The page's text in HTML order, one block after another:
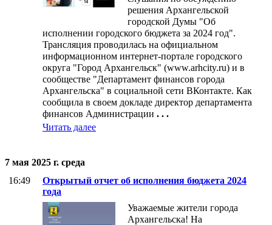
решения Архангельской
городской Думы "Об
исполнении городского бюджета за 2024 год".
Трансляция проводилась на официальном
информационном интернет-портале городского
округа "Город Архангельск" (www.arhcity.ru) и в
сообществе "Департамент финансов города
Архангельска" в социальной сети ВКонтакте. Как
сообщила в своем докладе директор департамента
финансов Администрации . . .
Читать далее
7 мая 2025 г. среда
16:49
Открытый отчет об исполнения бюджета 2024
года
Уважаемые жители города
Архангельска! На